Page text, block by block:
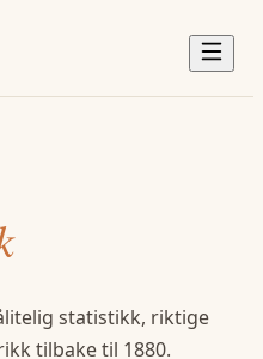
statistikk, riktige
tilbake til 1880.